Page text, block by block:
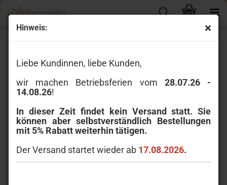
Hinweis:
Liebe Kundinnen, liebe Kunden,
wir machen Betriebsferien vom 28.07.26 -
14.08.26!
In dieser Zeit findet kein Versand statt. Sie
können aber selbstverständlich Bestellungen
mit 5% Rabatt weiterhin tätigen.
Der Versand startet wieder ab 17.08.2026.